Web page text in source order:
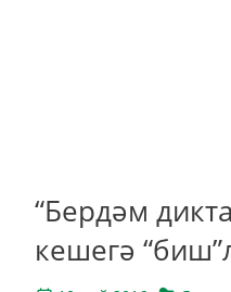
“Бердәм
кешегә